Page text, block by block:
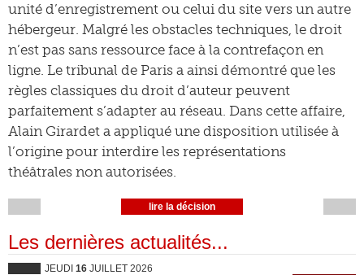
unité d’enregistrement ou celui du site vers un autre
hébergeur. Malgré les obstacles techniques, le droit
n’est pas sans ressource face à la contrefaçon en
ligne. Le tribunal de Paris a ainsi démontré que les
règles classiques du droit d’auteur peuvent
parfaitement s’adapter au réseau. Dans cette affaire,
Alain Girardet a appliqué une disposition utilisée à
l’origine pour interdire les représentations
théâtrales non autorisées.
lire la décision
Les dernières actualités...
JEUDI 16 JUILLET 2026